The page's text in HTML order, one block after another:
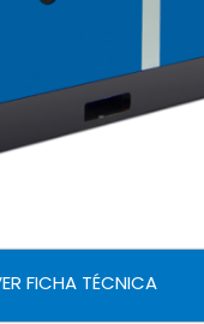
FICHA TÉCNICA